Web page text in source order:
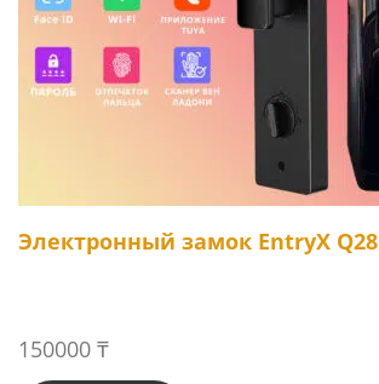
Электронный замок EntryX Q28
150000 ₸